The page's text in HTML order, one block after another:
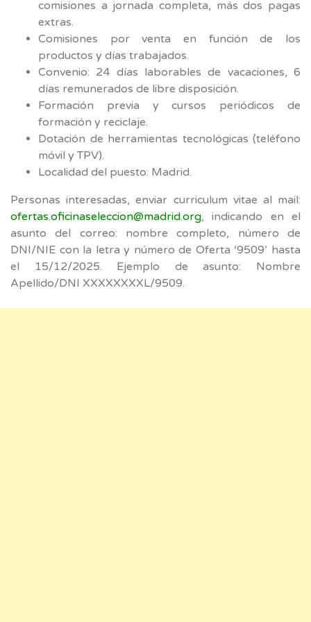
comisiones a jornada completa, más dos pagas
extras.
Comisiones por venta en función de los
productos y días trabajados.
Convenio: 24 días laborables de vacaciones, 6
días remunerados de libre disposición.
Formación previa y cursos periódicos de
formación y reciclaje.
Dotación de herramientas tecnológicas (teléfono
móvil y TPV).
Localidad del puesto: Madrid.
Personas interesadas, enviar curriculum vitae al mail:
ofertas.oficinaseleccion@madrid.org, indicando en el
asunto del correo: nombre completo, número de
DNI/NIE con la letra y número de Oferta ‘9509’ hasta
el 15/12/2025. Ejemplo de asunto: Nombre
Apellido/DNI XXXXXXXXL/9509.